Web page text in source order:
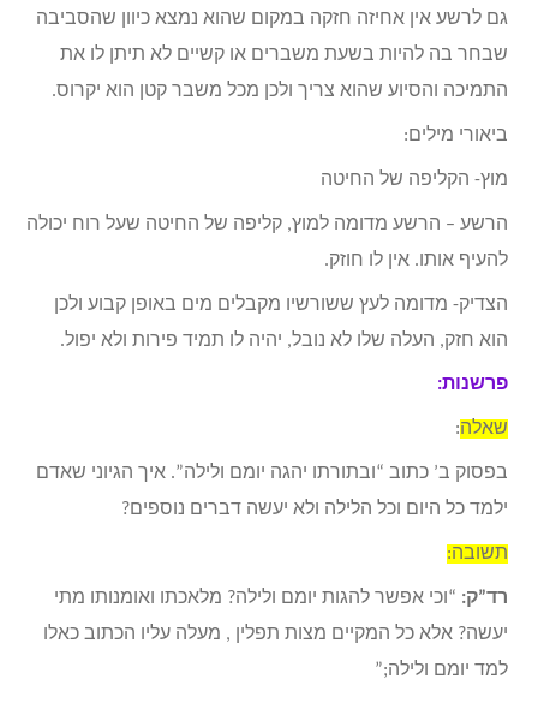
גם לרשע אין אחיזה חזקה במקום שהוא נמצא כיוון שהסביבה
שבחר בה להיות בשעת משברים או קשיים לא תיתן לו את
התמיכה והסיוע שהוא צריך ולכן מכל משבר קטן הוא יקרוס.
ביאורי מילים:
מוץ- הקליפה של החיטה
הרשע – הרשע מדומה למוץ, קליפה של החיטה שעל רוח יכולה
להעיף אותו. אין לו חוזק.
הצדיק- מדומה לעץ ששורשיו מקבלים מים באופן קבוע ולכן
הוא חזק, העלה שלו לא נובל, יהיה לו תמיד פירות ולא יפול.
פרשנות:
שאלה:
בפסוק ב’ כתוב “ובתורתו יהגה יומם ולילה”. איך הגיוני שאדם
ילמד כל היום וכל הלילה ולא יעשה דברים נוספים?
תשובה:
רד”ק: “וכי אפשר להגות יומם ולילה? מלאכתו ואומנותו מתי
יעשה? אלא כל המקיים מצות תפלין , מעלה עליו הכתוב כאלו
למד יומם ולילה;”